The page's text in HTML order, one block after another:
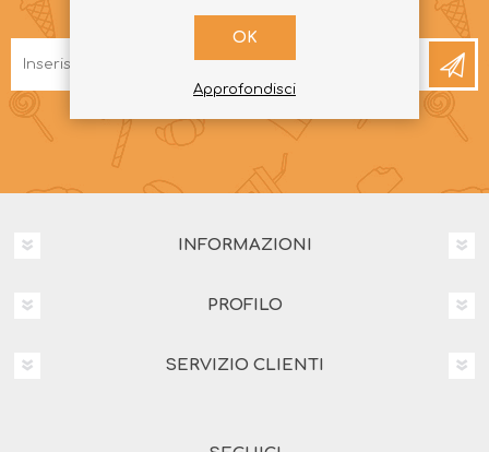
INFORMAZIONI
PROFILO
SERVIZIO CLIENTI
OK
Approfondisci